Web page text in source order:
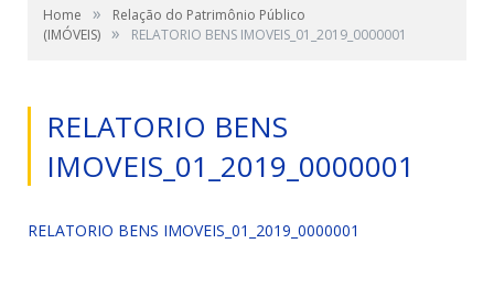
Home »
Relação do Patrimônio Público
(IMÓVEIS) » RELATORIO BENS IMOVEIS_01_2019_0000001
RELATORIO BENS
IMOVEIS_01_2019_0000001
RELATORIO BENS IMOVEIS_01_2019_0000001